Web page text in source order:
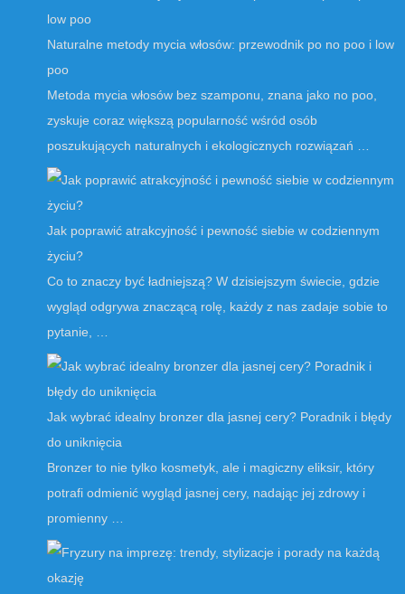
Naturalne metody mycia włosów: przewodnik po no poo i low
poo
Metoda mycia włosów bez szamponu, znana jako no poo,
zyskuje coraz większą popularność wśród osób
poszukujących naturalnych i ekologicznych rozwiązań …
Jak poprawić atrakcyjność i pewność siebie w codziennym
życiu?
Co to znaczy być ładniejszą? W dzisiejszym świecie, gdzie
wygląd odgrywa znaczącą rolę, każdy z nas zadaje sobie to
pytanie, …
Jak wybrać idealny bronzer dla jasnej cery? Poradnik i błędy
do uniknięcia
Bronzer to nie tylko kosmetyk, ale i magiczny eliksir, który
potrafi odmienić wygląd jasnej cery, nadając jej zdrowy i
promienny …